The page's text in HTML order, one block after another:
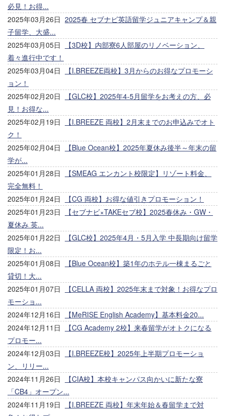
必見！お得...
2025年03月26日 2025春 セブナビ英語留学ジュニアキャンプ＆親
子留学、大盛...
2025年03月05日
【3D校】内部寮6人部屋のリノベーション、
着々進行中です！
2025年03月04日
【I.BREEZE両校】3月からのお得なプロモーシ
ョン！
2025年02月20日
【GLC校】2025年4-5月留学をお考えの方、必
見！お得な...
2025年02月19日
【I.BREEZE 両校】2月末までのお申込みでオト
ク！
2025年02月04日
【Blue Ocean校】2025年夏休み後半～年末の留
学が...
2025年01月28日
【SMEAG エンカント校限定】リゾート料金、
完全無料！
2025年01月24日
【CG 両校】お得な値引きプロモーション！
2025年01月23日
【セブナビ×TAKEセブ校】2025春休み・GW・
夏休み 英...
2025年01月22日
【GLC校】2025年4月・5月入学 中長期向け留学
限定！お...
2025年01月08日
【Blue Ocean校】築1年のホテル一棟まるごと
貸切！大...
2025年01月07日
【CELLA 両校】2025年末まで対象！お得なプロ
モーショ...
2024年12月16日
【MeRISE English Academy】基本料金20...
2024年12月11日
【CG Academy 2校】来春留学がオトクになる
プロモー...
2024年12月03日
【I.BREEZE校】2025年上半期プロモーショ
ン、リリー...
2024年11月26日
【CIA校】本校キャンパス向かいに新たな寮
「CB4」オープン...
2024年11月19日
【I.BREEZE 両校】年末年始＆春留学まで対